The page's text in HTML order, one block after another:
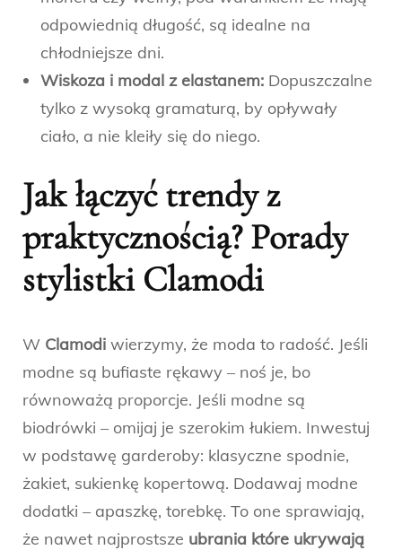
odpowiednią długość, są idealne na
chłodniejsze dni.
Wiskoza i modal z elastanem: Dopuszczalne
tylko z wysoką gramaturą, by opływały
ciało, a nie kleiły się do niego.
Jak łączyć trendy z
praktycznością? Porady
stylistki Clamodi
W Clamodi wierzymy, że moda to radość. Jeśli
modne są bufiaste rękawy – noś je, bo
równoważą proporcje. Jeśli modne są
biodrówki – omijaj je szerokim łukiem. Inwestuj
w podstawę garderoby: klasyczne spodnie,
żakiet, sukienkę kopertową. Dodawaj modne
dodatki – apaszkę, torebkę. To one sprawiają,
że nawet najprostsze ubrania które ukrywają